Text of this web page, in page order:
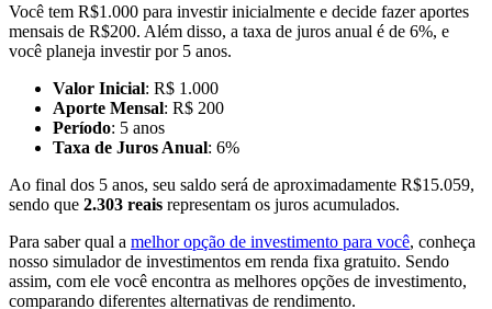
Você tem R$1.000 para investir inicialmente e decide fazer aportes
mensais de R$200. Além disso, a taxa de juros anual é de 6%, e
você planeja investir por 5 anos.
Valor Inicial: R$ 1.000
Aporte Mensal: R$ 200
Período: 5 anos
Taxa de Juros Anual: 6%
Ao final dos 5 anos, seu saldo será de aproximadamente R$15.059,
sendo que 2.303 reais representam os juros acumulados.
Para saber qual a melhor opção de investimento para você, conheça
nosso simulador de investimentos em renda fixa gratuito. Sendo
assim, com ele você encontra as melhores opções de investimento,
comparando diferentes alternativas de rendimento.